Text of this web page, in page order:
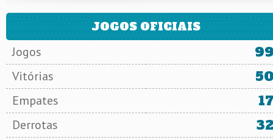
JOGOS OFICIAIS
Jogos
Vitórias
Empates
Derrotas